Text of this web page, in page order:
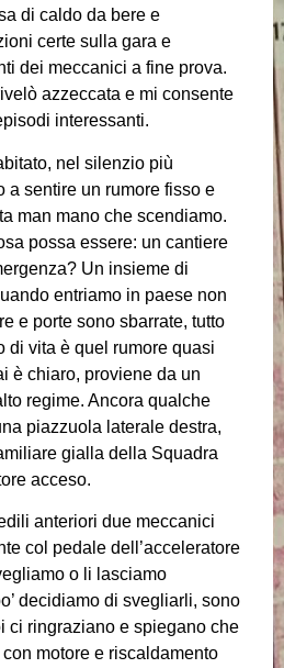
di caldo da bere e
certe sulla gara e
dei meccanici a fine prova.
azzeccata e mi consente
interessanti.
nel silenzio più
a sentire un rumore fisso e
man mano che scendiamo.
possa essere: un cantiere
Un insieme di
entriamo in paese non
e porte sono sbarrate, tutto
di vita è quel rumore quasi
è chiaro, proviene da un
regime. Ancora qualche
piazzuola laterale destra,
gialla della Squadra
acceso.
anteriori due meccanici
col pedale dell’acceleratore
o li lasciamo
decidiamo di svegliarli, sono
ci ringraziano e spiegano che
motore e riscaldamento